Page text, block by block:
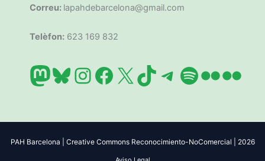
Correu: lapahdebarcelona@gmail.com
Telèfon: 623 169 832
Mastodon
Bluesky
Instagram
Facebook
X TikTok
Telegram
Spotify
Flickr
PAH Barcelona | Creative Commons Reconocimiento-NoComercial | 2026